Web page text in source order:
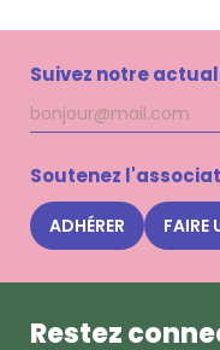
Suivez notre
Adresse
mail
Soutenez
ADHÉRER FAIRE
Restez